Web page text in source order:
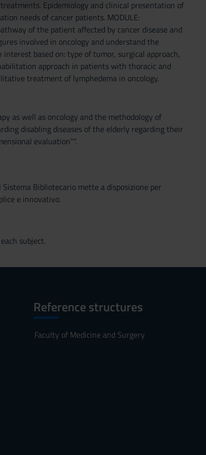
Epidemiology and clinical presentation of
needs of cancer patients. MODULE:
of the patient affected by cancer disease and
involved in oncology and understand the
based on: type of tumor, surgical approach,
approach in patients with thoracic and
treatment of lymphedema in oncology.
as well as oncology and the methodology of
disabling diseases of the elderly regarding their
evaluation"".
Bibliotecario mette a disposizione per
e innovativo.
subject.
Reference structures
Faculty of Medicine and Surgery